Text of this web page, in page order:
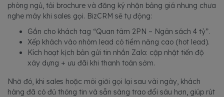
phòng ngủ, tải brochure và đăng ký nhận bảng giá nhưng chưa
nghe máy khi sales gọi. BizCRM sẽ tự động:
Gắn cho khách tag “Quan tâm 2PN – Ngân sách 4 tỷ”.
Xếp khách vào nhóm lead có tiềm năng cao (hot lead).
Kích hoạt kịch bản gửi tin nhắn Zalo: cập nhật tiến độ
xây dựng + ưu đãi khi thanh toán sớm.
Nhờ đó, khi sales hoặc môi giới gọi lại sau vài ngày, khách
hàng đã có đủ thông tin và sẵn sàng trao đổi sâu hơn, giúp rút